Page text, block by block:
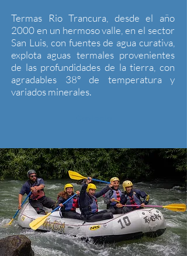
Termas Rio Trancura, desde el año
2000 en un hermoso valle, en el sector
San Luis, con fuentes de agua curativa,
explota aguas termales provenientes
de las profundidades de la tierra, con
agradables 38º de temperatura y
variados minerales.